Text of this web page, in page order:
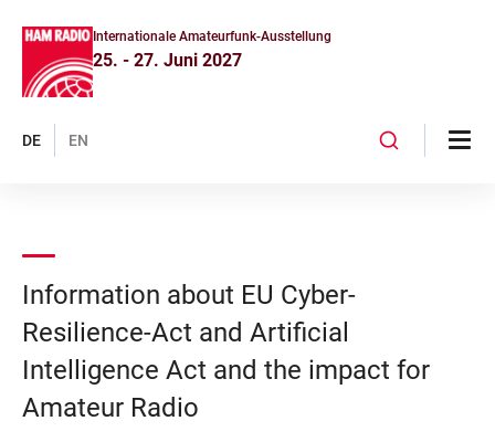
Internationale Amateurfunk-Ausstellung
25. - 27. Juni 2027
DE EN
Information about EU Cyber-
Resilience-Act and Artificial
Intelligence Act and the impact for
Amateur Radio